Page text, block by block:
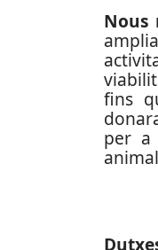
Nous
fins
per a